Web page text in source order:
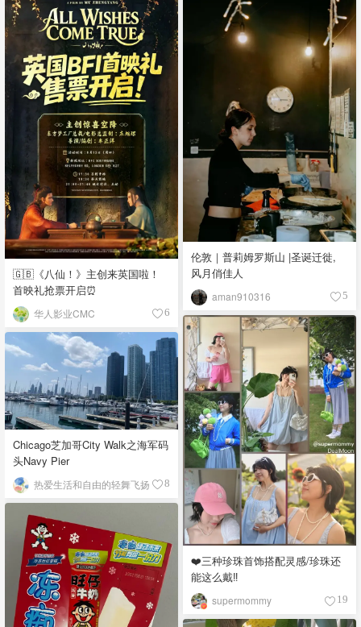
🇬🇧《八仙！》主创来英国啦！
首映礼抢票开启⏰
华人影业CMC 6
伦敦｜普莉姆罗斯山 |圣诞迁徙,
风月俏佳人
aman910316 5
❤️三种珍珠首饰搭配灵感/珍珠还
能这么戴‼️
supermommy 19
Chicago芝加哥City Walk之海军码
头Navy Pier
热爱生活和自由的轻舞飞扬 8